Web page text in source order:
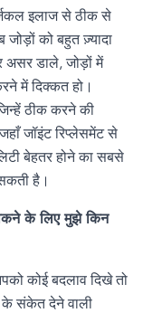
इलाज से ठीक से
को बहुत ज़्यादा
असर डाले,जोड़ों में
में दिक्कत हो।
ठीक करने की
जहाँ जॉइंट रिप्लेसमेंट से
बेहतर होने का सबसे
है।
के लिए मुझे किन
कोई बदलाव दिखे तो
के संकेत देने वाली